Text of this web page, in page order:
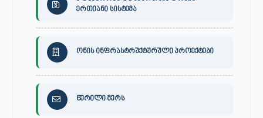
ერთიანი სისტემა
ონის ინფრასტრუქტურული პროექტები
წერილი მერს